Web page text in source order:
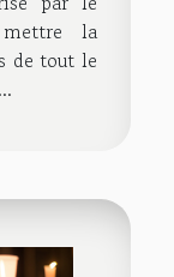
la
de tout le